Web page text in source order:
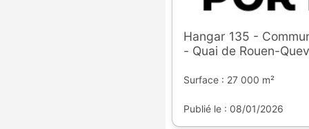
Hangar 135 -
- Quai de Rouen-
Surface : 27 000 m²
Publié le : 08/01/2026